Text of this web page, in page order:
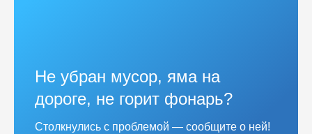
Не убран мусор, яма на
дороге, не горит фонарь?
Столкнулись с проблемой — сообщите о ней!